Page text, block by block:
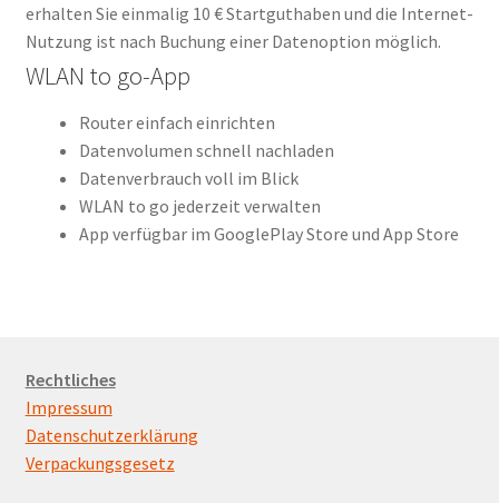
erhalten Sie einmalig 10 € Startguthaben und die Internet-
Nutzung ist nach Buchung einer Datenoption möglich.
WLAN to go-App
Router einfach einrichten
Datenvolumen schnell nachladen
Datenverbrauch voll im Blick
WLAN to go jederzeit verwalten
App verfügbar im GooglePlay Store und App Store
Rechtliches
Impressum
Datenschutzerklärung
Verpackungsgesetz